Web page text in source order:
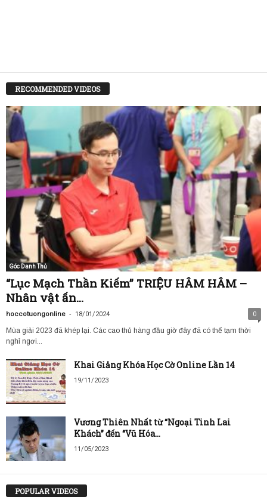
RECOMMENDED VIDEOS
Góc Danh Thủ
“Lục Mạch Thần Kiếm” TRIỆU HÂM HÂM –
Nhân vật ấn...
hoccotuongonline - 18/01/2024 0
Mùa giải 2023 đã khép lại. Các cao thủ hàng đầu giờ đây đã có thể tạm thời
nghỉ ngơi...
Khai Giảng Khóa Học Cờ Online Lần 14
19/11/2023
Vương Thiên Nhất từ “Ngoại Tinh Lai
Khách” đến “Vũ Hóa...
11/05/2023
POPULAR VIDEOS